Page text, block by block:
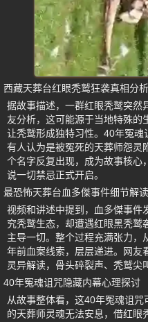
西藏天葬台红眼秃鹫狂袭真相分析
据故事描述，一群红眼秃鹫突然
友分析，这可能源于当地特殊的
让秃鹫形成独特习性。40年冤魂
有人认为是被冤死的天葬师怨灵
个名字反复出现，成为故事核心
说一切禁忌正式开启。
最恐怖天葬台血多傑事件细节解读
视频和讲述中提到，血多傑事件
究秃鹫生态，却遭遇红眼黑秃鹫
主导一切。整个过程充满张力，
年前血案线索，层层递进。网友
灵异解读，骨头碎裂声、秃鹫尖
40年冤魂诅咒隐藏内幕心理探讨
从故事整体看，这40年冤魂诅
的天葬师灵魂无法安息，借红眼